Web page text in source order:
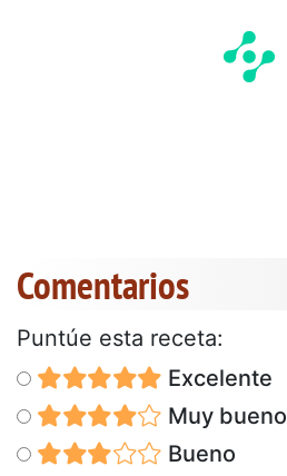
Comentarios
Puntúe esta receta:
Excelente
Muy bueno
Bueno